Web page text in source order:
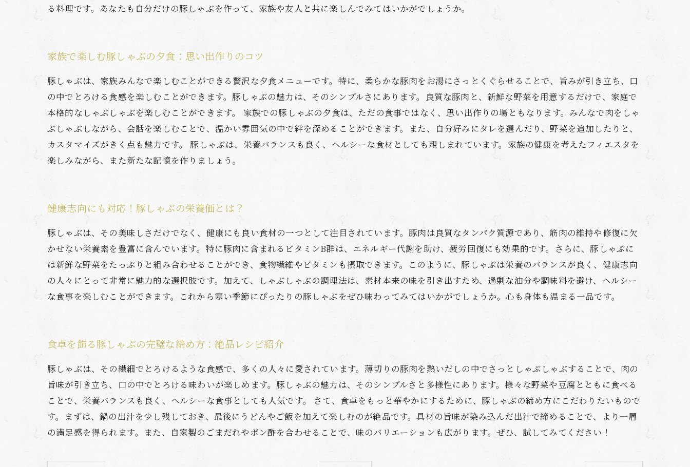
る料理です。あなたも自分だけの豚しゃぶを作って、家族や友人と共に楽しんでみてはいかがでしょうか。
家族で楽しむ豚しゃぶの夕食：思い出作りのコツ
豚しゃぶは、家族みんなで楽しむことができる贅沢な夕食メニューです。特に、柔らかな豚肉をお湯にさっとくぐらせることで、旨みが引き立ち、口
の中でとろける食感を楽しむことができます。豚しゃぶの魅力は、そのシンプルさにあります。良質な豚肉と、新鮮な野菜を用意するだけで、家庭で
本格的なしゃぶしゃぶを楽しむことができます。 家族での豚しゃぶの夕食は、ただの食事ではなく、思い出作りの場ともなります。みんなで肉をしゃ
ぶしゃぶしながら、会話を楽しむことで、温かい雰囲気の中で絆を深めることができます。また、自分好みにタレを選んだり、野菜を追加したりと、
カスタマイズがきく点も魅力です。 豚しゃぶは、栄養バランスも良く、ヘルシーな食材としても親しまれています。家族の健康を考えたフィエスタを
楽しみながら、また新たな記憶を作りましょう。
健康志向にも対応！豚しゃぶの栄養価とは？
豚しゃぶは、その美味しさだけでなく、健康にも良い食材の一つとして注目されています。豚肉は良質なタンパク質源であり、筋肉の維持や修復に欠
かせない栄養素を豊富に含んでいます。特に豚肉に含まれるビタミンB群は、エネルギー代謝を助け、疲労回復にも効果的です。さらに、豚しゃぶに
は新鮮な野菜をたっぷりと組み合わせることができ、食物繊維やビタミンも摂取できます。このように、豚しゃぶは栄養のバランスが良く、健康志向
の人々にとって非常に魅力的な選択肢です。加えて、しゃぶしゃぶの調理法は、素材本来の味を引き出すため、過剰な油分や調味料を避け、ヘルシー
な食事を楽しむことができます。これから寒い季節にぴったりの豚しゃぶをぜひ味わってみてはいかがでしょうか。心も身体も温まる一品です。
食卓を飾る豚しゃぶの完璧な締め方：絶品レシピ紹介
豚しゃぶは、その繊細でとろけるような食感で、多くの人々に愛されています。薄切りの豚肉を熱いだしの中でさっとしゃぶしゃぶすることで、肉の
旨味が引き立ち、口の中でとろける味わいが楽しめます。豚しゃぶの魅力は、そのシンプルさと多様性にあります。様々な野菜や豆腐とともに食べる
ことで、栄養バランスも良く、ヘルシーな食事としても人気です。 さて、食卓をもっと華やかにするために、豚しゃぶの締め方にこだわりたいもので
す。まずは、鍋の出汁を少し残しておき、最後にうどんやご飯を加えて楽しむのが絶品です。具材の旨味が染み込んだ出汁で締めることで、より一層
の満足感を得られます。また、自家製のごまだれやポン酢を合わせることで、味のバリエーションも広がります。ぜひ、試してみてください！